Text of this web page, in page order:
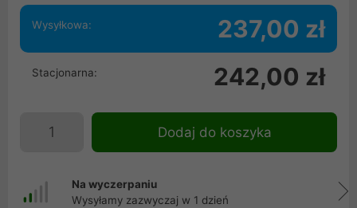
Wysyłkowa: 237,00 zł
Stacjonarna: 242,00 zł
Dodaj do koszyka
Na wyczerpaniu
Wysyłamy zazwyczaj w 1 dzień